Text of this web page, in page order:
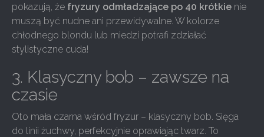
pokazują, że fryzury odmładzające po 40 krótkie nie
muszą być nudne ani przewidywalne. W kolorze
chłodnego blondu lub miedzi potrafi zdziałać
stylistyczne cuda!
3. Klasyczny bob – zawsze na
czasie
Oto mała czarna wśród fryzur – klasyczny bob. Sięga
do linii żuchwy, perfekcyjnie oprawiając twarz. To